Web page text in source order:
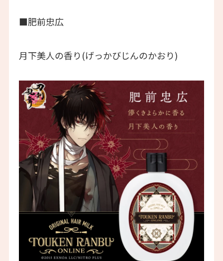
■肥前忠広
月下美人の香り(げっかびじんのかおり)